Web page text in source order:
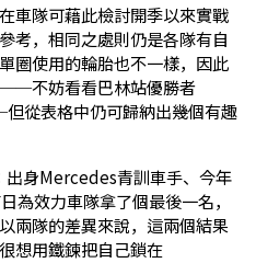
車隊可藉此檢討開季以來實戰
考，相同之處則仍是各隊有自
圈使用的輪胎也不一樣，因此
不妨看看巴林站優勝者
從表格中仍可歸納出幾個有趣
身Mercedes青訓車手、今年
效力車隊拿了個最後一名，
兩隊的差異來說，這兩個結果
想用鐵鍊把自己鎖在